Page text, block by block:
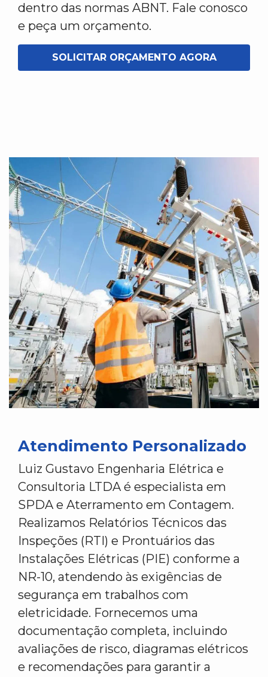
dentro das normas ABNT. Fale conosco
e peça um orçamento.
SOLICITAR ORÇAMENTO AGORA
Atendimento Personalizado
Luiz Gustavo Engenharia Elétrica e
Consultoria LTDA é especialista em
SPDA e Aterramento em Contagem.
Realizamos Relatórios Técnicos das
Inspeções (RTI) e Prontuários das
Instalações Elétricas (PIE) conforme a
NR-10, atendendo às exigências de
segurança em trabalhos com
eletricidade. Fornecemos uma
documentação completa, incluindo
avaliações de risco, diagramas elétricos
e recomendações para garantir a